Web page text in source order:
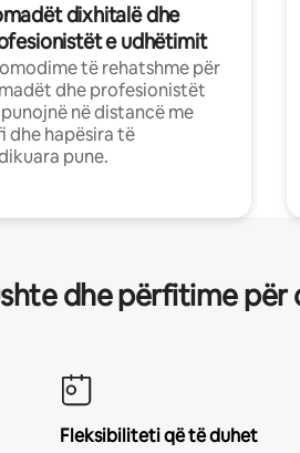
dixhitalë dhe
e udhëtimit
të rehatshme për
dhe profesionistët
në distancë me
dhe hapësira të
pune.
dhe përfitime
Fleksibiliteti që të duhet